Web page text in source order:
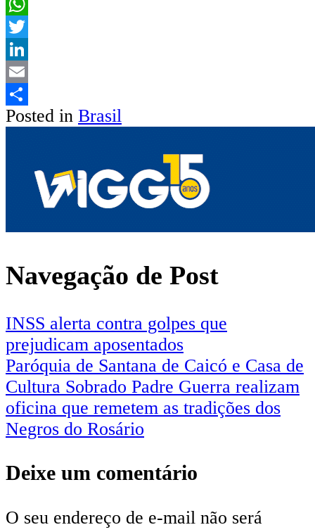
WhatsApp
Twitter
LinkedIn
Email
Share
Posted in Brasil
Navegação de Post
INSS alerta contra golpes que
prejudicam aposentados
Paróquia de Santana de Caicó e Casa de
Cultura Sobrado Padre Guerra realizam
oficina que remetem as tradições dos
Negros do Rosário
Deixe um comentário
O seu endereço de e-mail não será